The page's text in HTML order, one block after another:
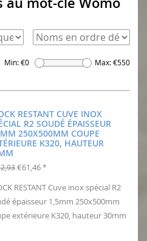
Min: €0 Max: €550
RESTANT CUVE INOX
R2 SOUDÉ ÉPAISSEUR
250X500MM COUPE
K320, HAUTEUR
€61,46 *
RESTANT Cuve inox spécial R2
épaisseur 1,5mm 250x500mm
extérieure K320, hauteur 30mm